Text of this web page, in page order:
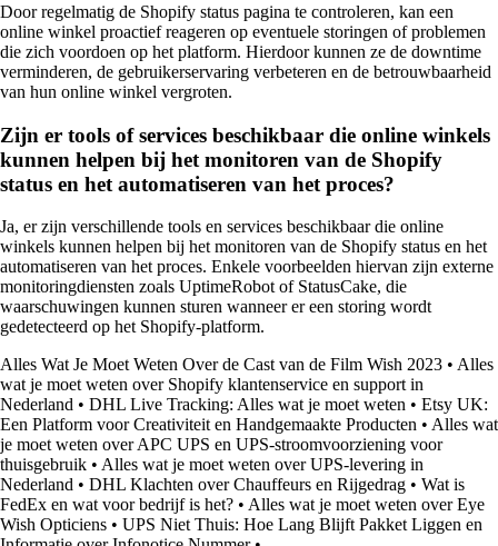
Door regelmatig de Shopify status pagina te controleren, kan een
online winkel proactief reageren op eventuele storingen of problemen
die zich voordoen op het platform. Hierdoor kunnen ze de downtime
verminderen, de gebruikerservaring verbeteren en de betrouwbaarheid
van hun online winkel vergroten.
Zijn er tools of services beschikbaar die online winkels
kunnen helpen bij het monitoren van de Shopify
status en het automatiseren van het proces?
Ja, er zijn verschillende tools en services beschikbaar die online
winkels kunnen helpen bij het monitoren van de Shopify status en het
automatiseren van het proces. Enkele voorbeelden hiervan zijn externe
monitoringdiensten zoals UptimeRobot of StatusCake, die
waarschuwingen kunnen sturen wanneer er een storing wordt
gedetecteerd op het Shopify-platform.
Alles Wat Je Moet Weten Over de Cast van de Film Wish 2023 • Alles
wat je moet weten over Shopify klantenservice en support in
Nederland • DHL Live Tracking: Alles wat je moet weten • Etsy UK:
Een Platform voor Creativiteit en Handgemaakte Producten • Alles wat
je moet weten over APC UPS en UPS-stroomvoorziening voor
thuisgebruik • Alles wat je moet weten over UPS-levering in
Nederland • DHL Klachten over Chauffeurs en Rijgedrag • Wat is
FedEx en wat voor bedrijf is het? • Alles wat je moet weten over Eye
Wish Opticiens • UPS Niet Thuis: Hoe Lang Blijft Pakket Liggen en